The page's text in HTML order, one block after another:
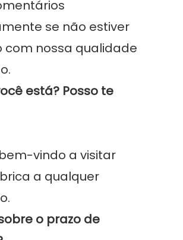
se não estiver
com nossa qualidade
está? Posso te
bem-vindo a visitar
a qualquer
o prazo de